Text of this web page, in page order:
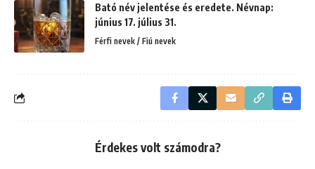
Bató név jelentése és eredete. Névnap:
június 17. július 31.
Férfi nevek / Fiú nevek
Érdekes volt számodra?